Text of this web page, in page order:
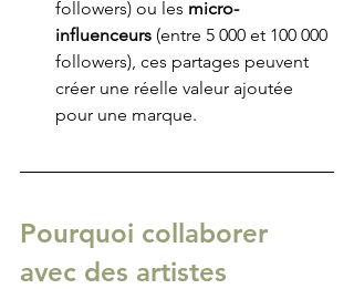
followers) ou les micro-
influenceurs (entre 5 000 et 100 000
followers), ces partages peuvent
créer une réelle valeur ajoutée
pour une marque.
Pourquoi collaborer
avec des artistes